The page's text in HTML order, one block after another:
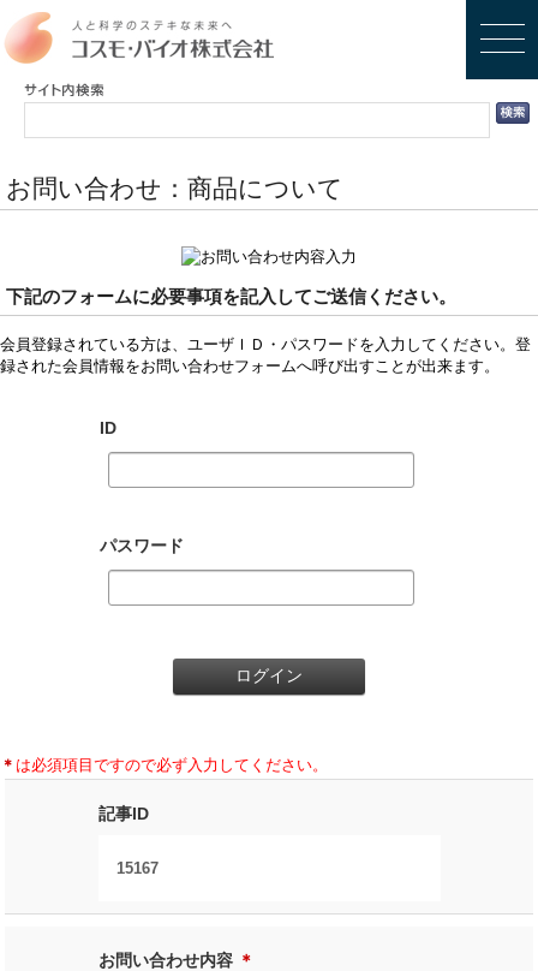
お問い合わせ：商品について
下記のフォームに必要事項を記入してご送信ください。
会員登録されている方は、ユーザＩＤ・パスワードを入力してください。登
録された会員情報をお問い合わせフォームへ呼び出すことが出来ます。
ID
パスワード
＊ は必須項目ですので必ず入力してください。
記事ID
15167
お問い合わせ内容 ＊